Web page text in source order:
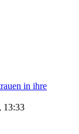
in ihre
13:33